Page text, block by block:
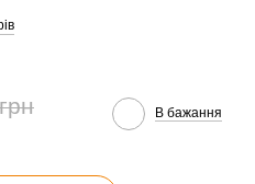
В бажання